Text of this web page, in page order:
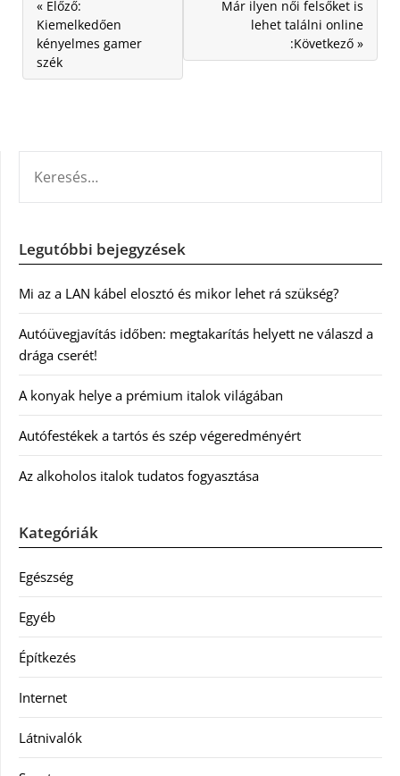
« Előző:
Kiemelkedően
kényelmes gamer
szék
Már ilyen női felsőket is
lehet találni online
:Következő »
Legutóbbi bejegyzések
Mi az a LAN kábel elosztó és mikor lehet rá szükség?
Autóüvegjavítás időben: megtakarítás helyett ne válaszd a
drága cserét!
A konyak helye a prémium italok világában
Autófestékek a tartós és szép végeredményért
Az alkoholos italok tudatos fogyasztása
Kategóriák
Egészség
Egyéb
Építkezés
Internet
Látnivalók